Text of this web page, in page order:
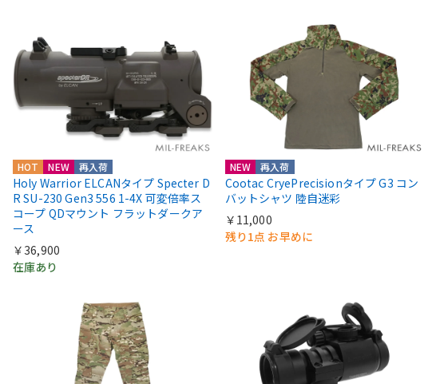
HOT NEW 再入荷
Holy Warrior ELCANタイプ Specter D
R SU-230 Gen3 556 1-4X 可変倍率ス
コープ QDマウント フラットダークア
ース
￥36,900
在庫あり
NEW 再入荷
Cootac CryePrecisionタイプ G3 コン
バットシャツ 陸自迷彩
￥11,000
残り1点 お早めに